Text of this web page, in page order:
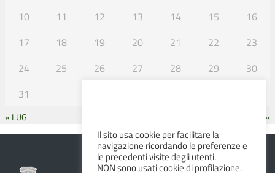
10
11 12 13 14 15
16
17
18 19 20 21 22
23
24
25 26 27 28 29
30
31
« LUG
SET »
Il sito usa cookie per facilitare la
navigazione ricordando le preferenze e
le precedenti visite degli utenti.
NON sono usati cookie di profilazione.